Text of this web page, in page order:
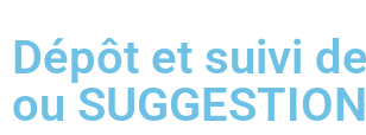
Dépôt et suivi
ou